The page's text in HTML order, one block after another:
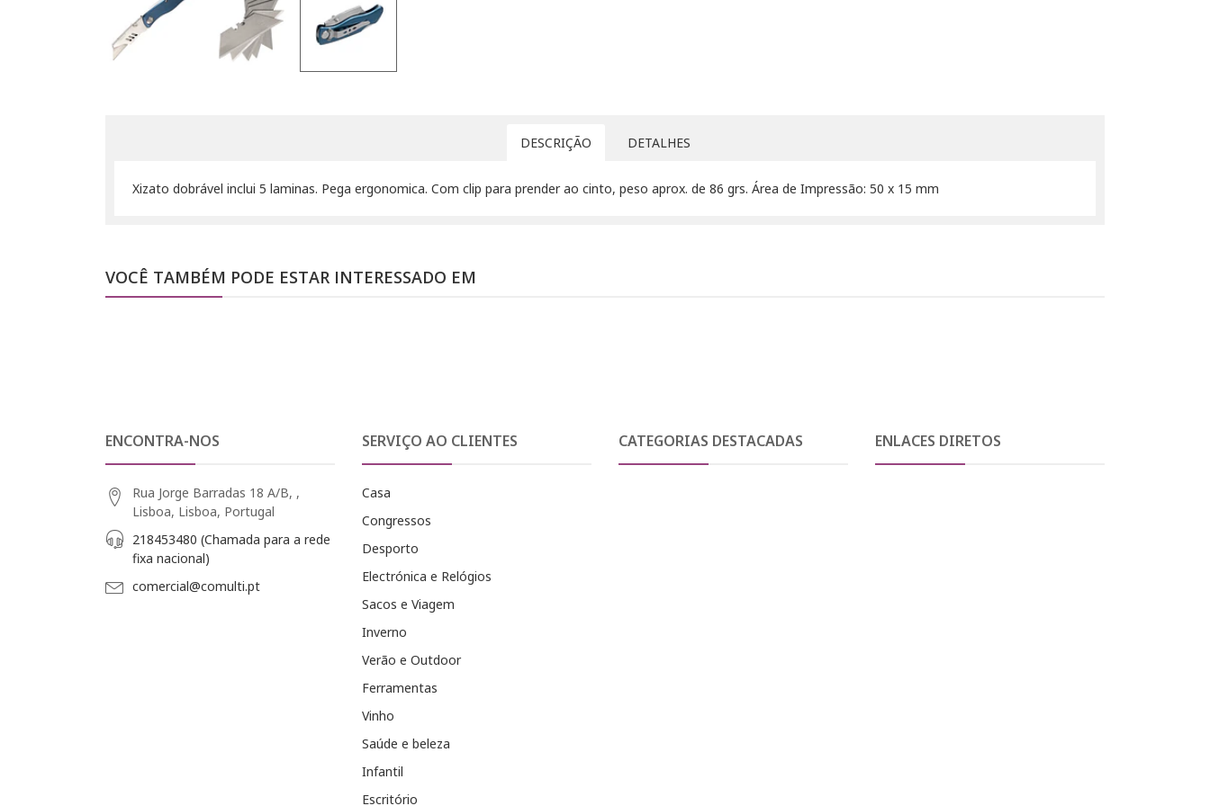
DESCRIÇÃO DETALHES
Xizato dobrável inclui 5 laminas. Pega ergonomica. Com clip para prender ao cinto, peso aprox. de 86 grs. Área de Impressão: 50 x 15 mm
VOCÊ TAMBÉM PODE ESTAR INTERESSADO EM
ENCONTRA-NOS
Rua Jorge Barradas 18 A/B, ,
Lisboa, Lisboa, Portugal
218453480 (Chamada para a rede
fixa nacional)
comercial@comulti.pt
SERVIÇO AO CLIENTES
Casa
Congressos
Desporto
Electrónica e Relógios
Sacos e Viagem
Inverno
Verão e Outdoor
Ferramentas
Vinho
Saúde e beleza
Infantil
Escritório
CATEGORIAS DESTACADAS ENLACES DIRETOS